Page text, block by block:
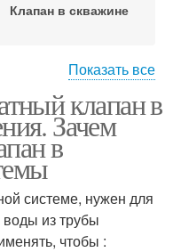
Клапан в скважине
Клапаны для насосов
с обратным
клапаном
Показать все
клапан в
Зачем
в
системе, нужен для
воды из трубы
чтобы :